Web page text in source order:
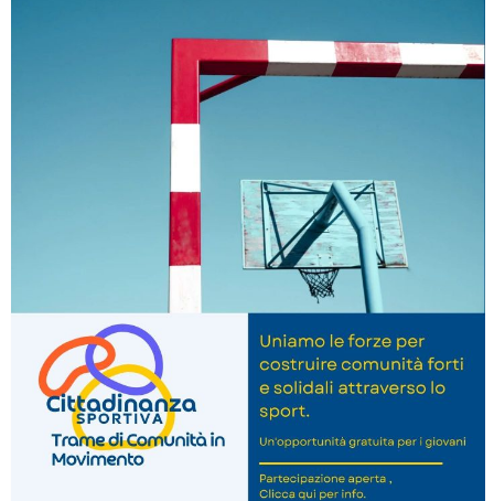
Tiziano Pesce nel Cda di Fondazione Terzjus: prima riunione a
Roma